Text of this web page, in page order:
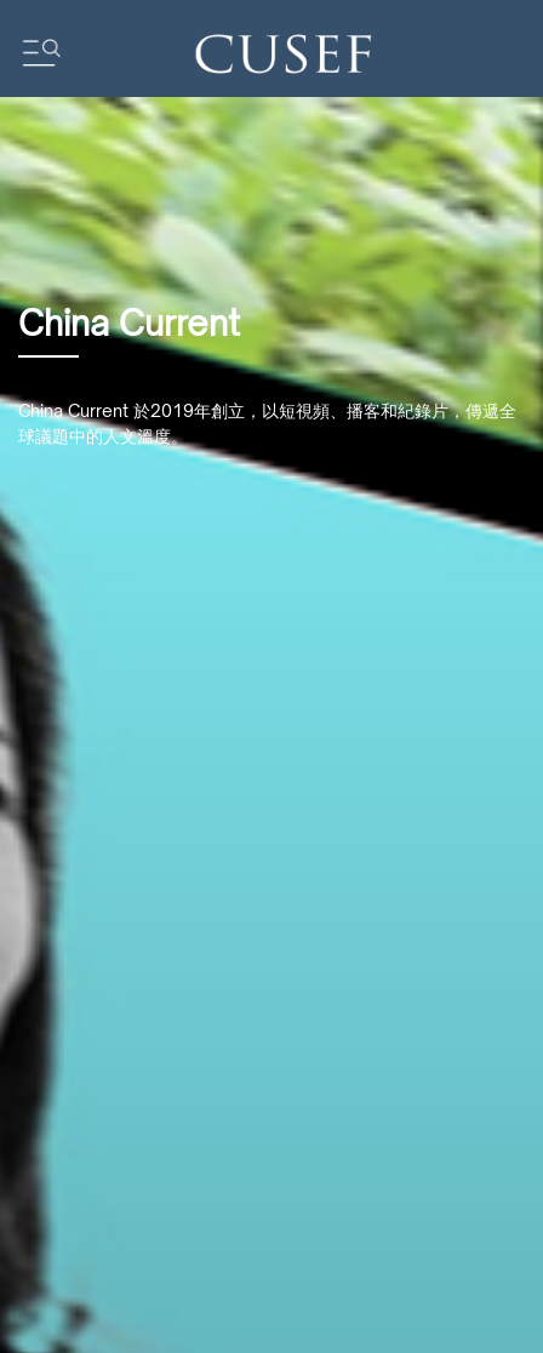
我們的影響力
基金會動態
新聞
媒體中心
訂閲中心
研究報告
我們的社區
China Current
China Current 於2019年創立，以短視頻、播客和紀錄片，傳遞全
球議題中的人文溫度。